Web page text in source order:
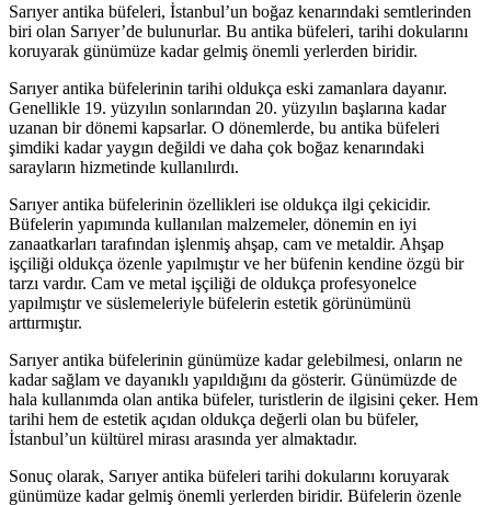
Sarıyer antika büfeleri, İstanbul’un boğaz kenarındaki semtlerinden
biri olan Sarıyer’de bulunurlar. Bu antika büfeleri, tarihi dokularını
koruyarak günümüze kadar gelmiş önemli yerlerden biridir.
Sarıyer antika büfelerinin tarihi oldukça eski zamanlara dayanır.
Genellikle 19. yüzyılın sonlarından 20. yüzyılın başlarına kadar
uzanan bir dönemi kapsarlar. O dönemlerde, bu antika büfeleri
şimdiki kadar yaygın değildi ve daha çok boğaz kenarındaki
sarayların hizmetinde kullanılırdı.
Sarıyer antika büfelerinin özellikleri ise oldukça ilgi çekicidir.
Büfelerin yapımında kullanılan malzemeler, dönemin en iyi
zanaatkarları tarafından işlenmiş ahşap, cam ve metaldir. Ahşap
işçiliği oldukça özenle yapılmıştır ve her büfenin kendine özgü bir
tarzı vardır. Cam ve metal işçiliği de oldukça profesyonelce
yapılmıştır ve süslemeleriyle büfelerin estetik görünümünü
arttırmıştır.
Sarıyer antika büfelerinin günümüze kadar gelebilmesi, onların ne
kadar sağlam ve dayanıklı yapıldığını da gösterir. Günümüzde de
hala kullanımda olan antika büfeler, turistlerin de ilgisini çeker. Hem
tarihi hem de estetik açıdan oldukça değerli olan bu büfeler,
İstanbul’un kültürel mirası arasında yer almaktadır.
Sonuç olarak, Sarıyer antika büfeleri tarihi dokularını koruyarak
günümüze kadar gelmiş önemli yerlerden biridir. Büfelerin özenle